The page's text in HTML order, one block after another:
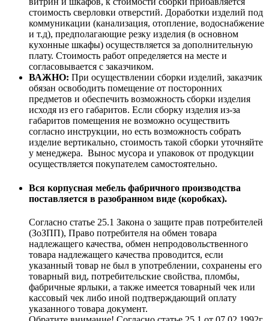
стоимость сверловки отверстий. Доработки изделий под
коммуникации (канализация, отопление, водоснабжение
и т.д), предполагающие резку изделия (в основном
кухонные шкафы) осуществляется за дополнительную
плату. Стоимость работ определяется на месте и
согласовывается с заказчиком.
ВАЖНО: При осуществлении сборки изделий, заказчик
обязан освободить помещение от посторонних
предметов и обеспечить возможность сборки изделия
исходя из его габаритов. Если сборку изделия из-за
габаритов помещения не возможно осуществить
согласно инструкции, но есть возможность собрать
изделие вертикально, стоимость такой сборки уточняйте
у менеджера. Вынос мусора и упаковок от продукции
осуществляется покупателем самостоятельно.
Вся корпусная мебель фабричного производства
поставляется в разобранном виде (коробках).
Согласно статье 25.1 Закона о защите прав потребителей
(ЗоЗПП), Право потребителя на обмен товара
надлежащего качества, обмен непродовольственного
товара надлежащего качества проводится, если
указанный товар не был в употреблении, сохранены его
товарный вид, потребительские свойства, пломбы,
фабричные ярлыки, а также имеется товарный чек или
кассовый чек либо иной подтверждающий оплату
указанного товара документ.